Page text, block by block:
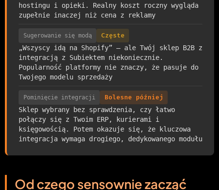
hostingu i opieki. Realny koszt roczny wygląda
zupełnie inaczej niż cena z reklamy
Sugerowanie się modą
„Wszyscy idą na Shopify” — ale Twój sklep B2B z
integracją z Subiektem niekoniecznie.
Popularność platformy nie znaczy, że pasuje do
Twojego modelu sprzedaży
Częste
Pominięcie integracji
Sklep wybrany bez sprawdzenia, czy łatwo
połączy się z Twoim ERP, kurierami i
księgowością. Potem okazuje się, że kluczowa
integracja wymaga drogiego, dedykowanego modułu
Bolesne później
Od czego sensownie zacząć